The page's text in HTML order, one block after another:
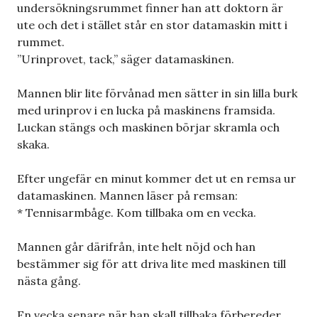
undersökningsrummet finner han att doktorn är
ute och det i stället står en stor datamaskin mitt i
rummet.
”Urinprovet, tack,” säger datamaskinen.
Mannen blir lite förvånad men sätter in sin lilla burk
med urinprov i en lucka på maskinens framsida.
Luckan stängs och maskinen börjar skramla och
skaka.
Efter ungefär en minut kommer det ut en remsa ur
datamaskinen. Mannen läser på remsan:
* Tennisarmbåge. Kom tillbaka om en vecka.
Mannen går därifrån, inte helt nöjd och han
bestämmer sig för att driva lite med maskinen till
nästa gång.